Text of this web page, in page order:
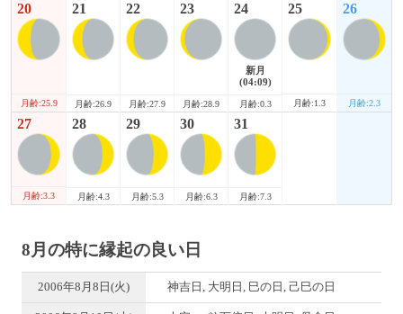
20
月齢:25.9
21
月齢:26.9
22
月齢:27.9
23
月齢:28.9
24
新月
(04:09)
月齢:0.3
25
月齢:1.3
26
月齢:2.3
27
月齢:3.3
28
月齢:4.3
29
月齢:5.3
30
月齢:6.3
31
月齢:7.3
8月の特に縁起の良い日
2006年8月8日(火) 神吉日, 大明日, 巳の日, 己巳の日